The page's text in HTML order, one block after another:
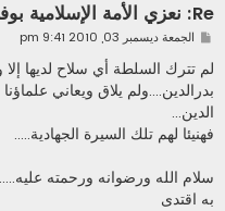
Re: نعزي الأمة الإسلامية بوفاة السيد العلامة/ بدر الدين الح
م
ر
ك
الجمعة ديسمبر 03, 2010 9:41 pm
لم تترك السلطة أي سلاح لديها
بدرالدين....ولم يلاق ويعاني
الدين...
فهنيئا لهم تلك السيرة الجهادية.....
سلام الله ورضوانه ورحمته
به اقتدى